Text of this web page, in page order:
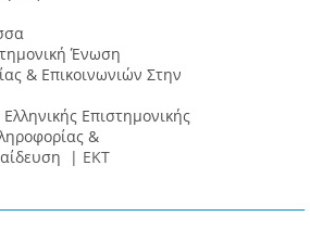
Ένωση
& Επικοινωνιών Στην
Επιστημονικής
&
| ΕΚΤ